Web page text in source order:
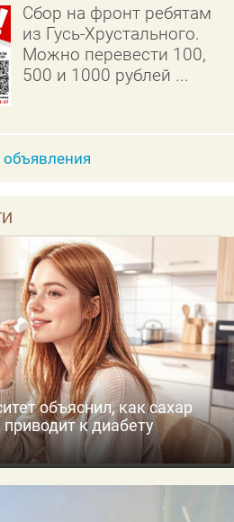
Сбор на фронт ребятам
из Гусь-Хрустального.
Можно перевести 100,
500 и 1000 рублей ...
объявления
объяснил, как сахар
к диабету